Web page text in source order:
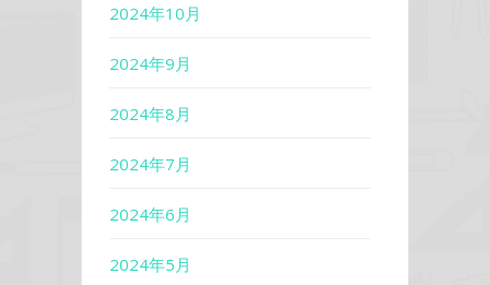
2024年10月
2024年9月
2024年8月
2024年7月
2024年6月
2024年5月